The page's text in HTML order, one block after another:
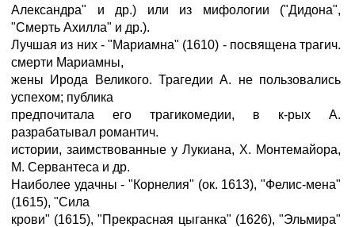
Александра" и др.) или из мифологии ("Дидона",
"Смерть Ахилла" и др.).
Лучшая из них - "Мариамна" (1610) - посвящена трагич.
смерти Мариамны,
жены Ирода Великого. Трагедии А. не пользовались
успехом; публика
предпочитала его трагикомедии, в к-рых А.
разрабатывал романтич.
истории, заимствованные у Лукиана, X. Монтемайора,
М. Сервантеса и др.
Наиболее удачны - "Корнелия" (ок. 1613), "Фелис-мена"
(1615), "Сила
крови" (1615), "Прекрасная цыганка" (1626), "Эльмира"